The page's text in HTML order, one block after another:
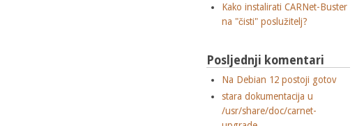
Kako instalirati CARNet-Buster
na "čisti" poslužitelj?
Posljednji komentari
Na Debian 12 postoji gotov
stara dokumentacija u
/usr/share/doc/carnet-